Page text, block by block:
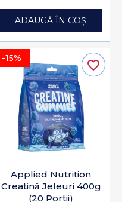
ADAUGĂ ÎN COȘ
-15%
Applied Nutrition
Creatină Jeleuri 400g
(20 Portii)
favorite_border